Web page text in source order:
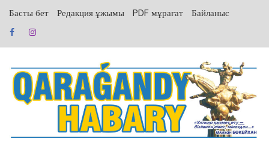
содержанию
Басты бет Редакция ұжымы PDF мұрағат Байланыс